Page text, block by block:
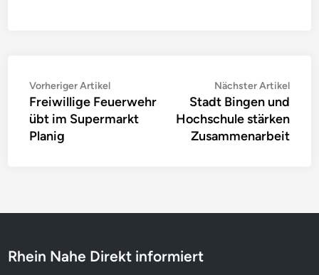
Beitragsnavigation
Vorheriger ArtikelVorheriger
Artikel:
Freiwillige Feuerwehr
übt im Supermarkt
Planig
Nächster Artikel
Stadt Bingen und
Hochschule stärken
Zusammenarbeit
Rhein Nahe Direkt informiert